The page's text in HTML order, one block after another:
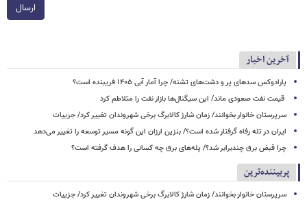
ارسال
آخرین اخبار
پارادوکس سدهای پر و دشت‌های تشنه/ چرا آمار آبی ۱۴۰۵ فریبنده است؟
قیمت نفت صعودی ماند/ این سیگنال‌ها بازار نفت را متلاطم کرد
سرپرستان خانوار بخوانند/ زمان شارژ کالابرگ برخی شهروندان تغییر کرد/ جزییات
ایران در تله رفاه گرفتار شده است؟/ بنزین ارزان این گونه مسیر توسعه را تغییر می‌دهد
چرا قبض برق چندبرابر شد؟/ پله‌های برق چه کسانی را هدف گرفته است؟
پربیننده‌ترین
سرپرستان خانوار بخوانند/ زمان شارژ کالابرگ برخی شهروندان تغییر کرد/ جزییات